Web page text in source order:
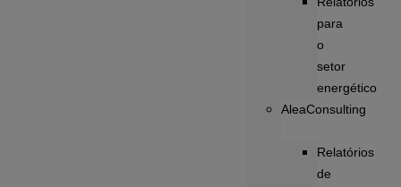
para
o
setor
energético
AleaConsulting
Relatórios
de